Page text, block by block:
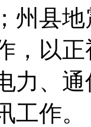
州县
，以
力、
工作。